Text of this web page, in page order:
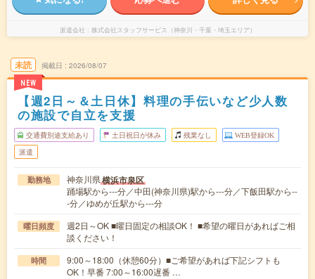
派遣会社 株式会社スタッフサービス（神奈川・千葉・埼玉エリア）
未読
NEW
掲載日 2026/08/07
【週2日～＆土日休】料理の手伝いなど少人数
の施設で自立を支援
交通費別途支給あり 土日祝日が休み 残業なし WEB登録OK
派遣
勤務地 神奈川県横浜市泉区
踊場駅から---分／中田(神奈川県)駅から---分／下飯田駅から--
-分／ゆめが丘駅から---分
曜日頻度
週2日～OK ■曜日固定の相談OK！ ■希望の曜日があればご相
談ください！
時間
9:00～18:00（休憩60分）■ご希望があれば下記シフトも
OK！早番 7:00～16:00遅番 …